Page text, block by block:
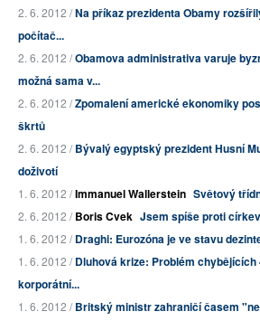
2. 6. 2012 /Na příkaz prezidenta Obamy
počítač...
2. 6. 2012 /Obamova administrativa varuje
možná sama v...
2. 6. 2012 /Zpomalení americké ekonomiky
škrtů
2. 6. 2012 /Bývalý egyptský prezident Husní
doživotí
1. 6. 2012 /Immanuel Wallerstein Světový
2. 6. 2012 /Boris Cvek Jsem spíše proti
1. 6. 2012 /Draghi: Eurozóna je ve stavu
1. 6. 2012 /Dluhová krize: Problém
korporátní...
1. 6. 2012 /Britský ministr zahraničí časem